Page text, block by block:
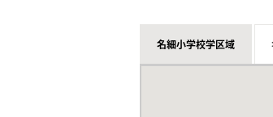
名細小学校学区域